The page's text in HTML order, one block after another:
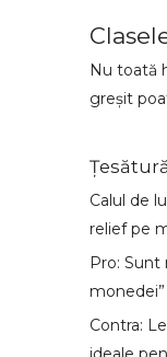
Nu toată
greșit
Calul de
relief pe
Pro: Sunt
Contra: